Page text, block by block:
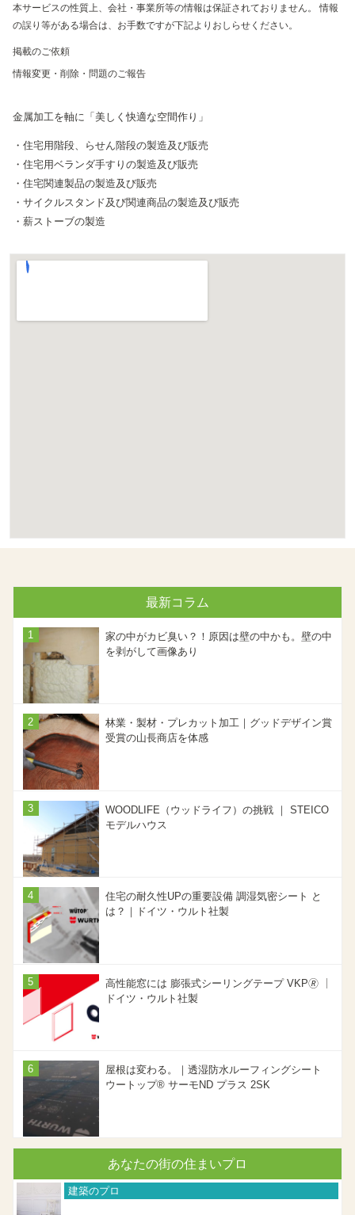
本サービスの性質上、会社・事業所等の情報は保証されておりません。 情報
の誤り等がある場合は、お手数ですが下記よりおしらせください。
掲載のご依頼
情報変更・削除・問題のご報告
金属加工を軸に「美しく快適な空間作り」
・住宅用階段、らせん階段の製造及び販売
・住宅用ベランダ手すりの製造及び販売
・住宅関連製品の製造及び販売
・サイクルスタンド及び関連商品の製造及び販売
・薪ストーブの製造
最新コラム
家の中がカビ臭い？！原因は壁の中かも。壁の中
を剥がして画像あり
林業・製材・プレカット加工｜グッドデザイン賞
受賞の山長商店を体感
WOODLIFE（ウッドライフ）の挑戦 ｜ STEICO
モデルハウス
住宅の耐久性UPの重要設備 調湿気密シート と
は？｜ドイツ・ウルト社製
高性能窓には 膨張式シーリングテープ VKP🄬 ｜
ドイツ・ウルト社製
屋根は変わる。｜透湿防水ルーフィングシート
ウートップ® サーモND プラス 2SK
あなたの街の住まいプロ
建築のプロ